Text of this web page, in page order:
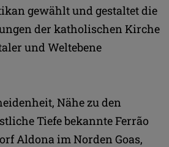
gewählt und gestaltet die
der katholischen Kirche
und Weltebene
Nähe zu den
Tiefe bekannte Ferrão
Aldona im Norden Goas,